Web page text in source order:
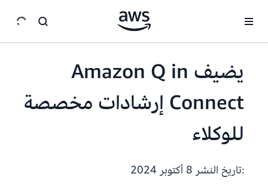
يضيف Amazon Q in
Connect إرشادات مخصصة
للوكلاء
:تاريخ النشر